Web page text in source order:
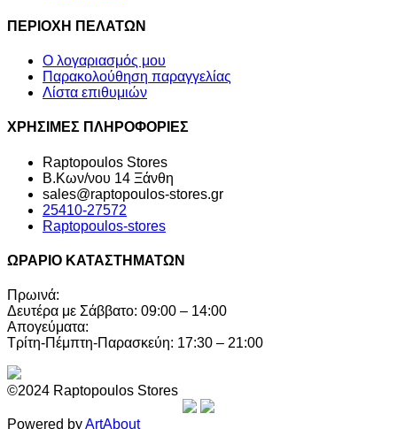
ΠΕΡΙΟΧΗ ΠΕΛΑΤΩΝ
Ο λογαριασμός μου
Παρακολούθηση παραγγελίας
Λίστα επιθυμιών
ΧΡΗΣΙΜΕΣ ΠΛΗΡΟΦΟΡΙΕΣ
Raptopoulos Stores
Β.Κων/νου 14 Ξάνθη
sales@raptopoulos-stores.gr
25410-27572
Raptopoulos-stores
ΩΡΑΡΙΟ ΚΑΤΑΣΤΗΜΑΤΩΝ
Πρωινά:
Δευτέρα με Σάββατο: 09:00 – 14:00
Απογεύματα:
Τρίτη-Πέμπτη-Παρασκεύη: 17:30 – 21:00
©2024 Raptopoulos Stores
Powered byArtAbout